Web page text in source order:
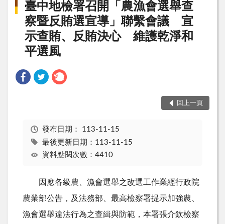
臺中地檢署召開「農漁會選舉查
察暨反賄選宣導」聯繫會議 宣
示查賄、反賄決心 維護乾淨和
平選風
回上一頁
發布日期： 113-11-15
最後更新日期：113-11-15
資料點閱次數：4410
因應各級農、漁會選舉之改選工作業經行政院
農業部公告，及法務部、最高檢察署提示加強農、
漁會選舉違法行為之查緝與防範，本署張介欽檢察